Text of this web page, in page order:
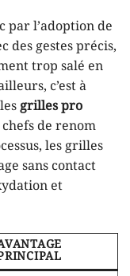
par l’adoption de
des gestes précis,
trop salé en
c’est à
grilles pro
chefs de renom
les grilles
sans contact
et